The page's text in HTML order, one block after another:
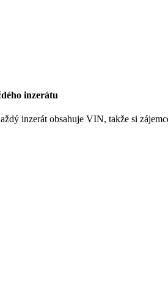
inzerátu
inzerát obsahuje VIN, takže si